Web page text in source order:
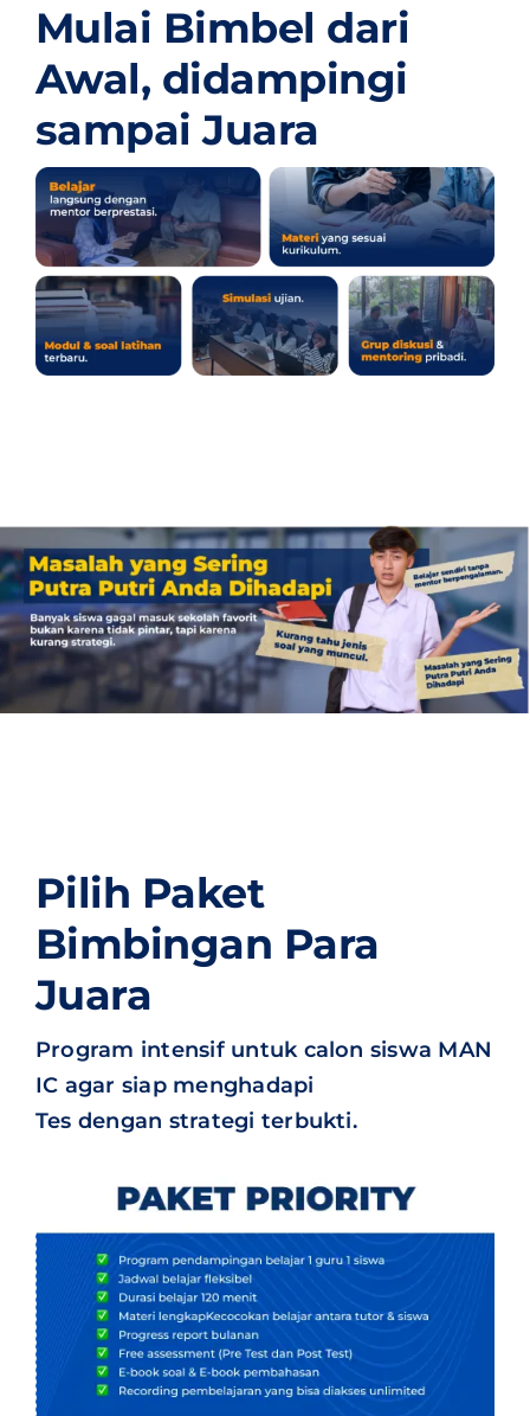
Mulai Bimbel dari
Awal, didampingi
sampai Juara
Pilih Paket
Bimbingan Para
Juara
Program intensif untuk calon siswa MAN
IC agar siap menghadapi
Tes dengan strategi terbukti.